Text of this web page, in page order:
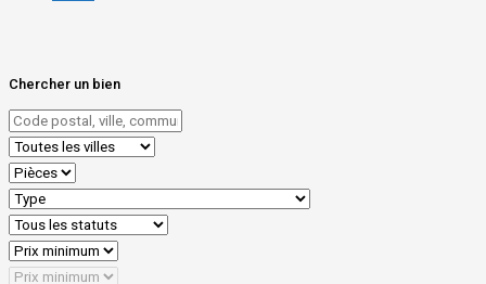
Chercher un bien